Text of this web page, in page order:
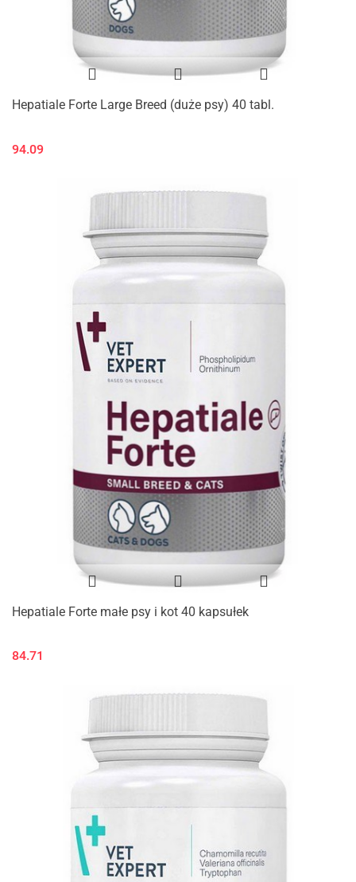
Hepatiale Forte Large Breed (duże psy) 40 tabl.
94.09
Hepatiale Forte małe psy i kot 40 kapsułek
84.71